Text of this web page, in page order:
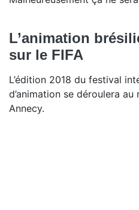
L’animation
sur le FIFA
L’édition 2018 du festival
d’animation se déroulera
Annecy.